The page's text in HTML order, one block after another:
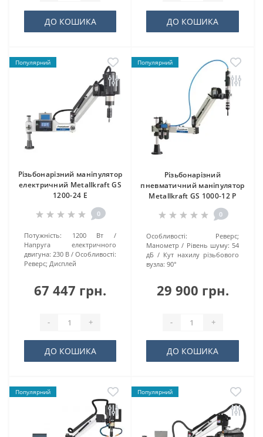
ДО КОШИКА ДО КОШИКА
Популярний
Різьбонарізний маніпулятор
електричний Metallkraft GS
1200-24 E
0
Потужність:
1200 Вт
Напруга електричного
двигуна: 230 В
Особливості:
Реверс; Дисплей
67 447 грн.
- +
ДО КОШИКА
Популярний
Різьбонарізний
пневматичний маніпулятор
Metallkraft GS 1000-12 P
0
Особливості:
Реверс;
Манометр
Рівень шуму: 54
дБ
Кут нахилу різьбового
вузла: 90°
29 900 грн.
- +
ДО КОШИКА
Популярний Популярний